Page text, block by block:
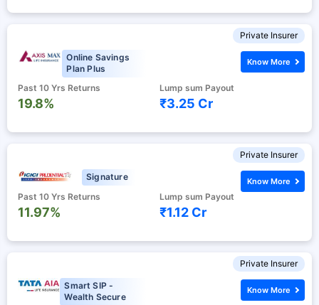
Private Insurer
Online Savings
Plan Plus
Past 10 Yrs Returns
19.8%
Lump sum Payout
₹3.25 Cr
Know More
Private Insurer
Signature
Past 10 Yrs Returns
11.97%
Lump sum Payout
₹1.12 Cr
Know More
Private Insurer
Smart SIP -
Wealth Secure
Know More